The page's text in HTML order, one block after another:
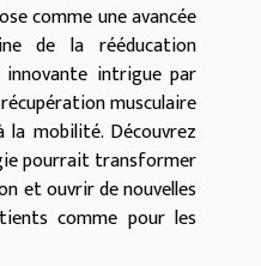
comme une avancée
de la rééducation
innovante intrigue par
musculaire
mobilité. Découvrez
pourrait transformer
et ouvrir de nouvelles
comme pour les